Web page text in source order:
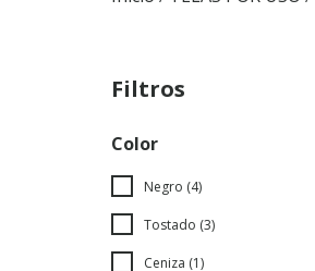
Filtros
Color
Negro (4)
Tostado (3)
Ceniza (1)